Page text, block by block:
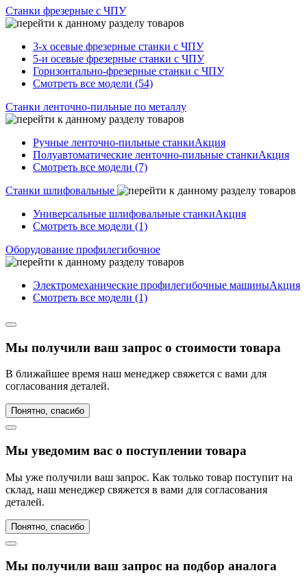
Станки фрезерные с ЧПУ
3-х осевые фрезерные станки с ЧПУ
5-и осевые фрезерные станки с ЧПУ
Горизонтально-фрезерные станки с ЧПУ
Смотреть все модели (54)
Станки ленточно-пильные по металлу
Ручные ленточно-пильные станкиАкция
Полуавтоматические ленточно-пильные станкиАкция
Смотреть все модели (7)
Станки шлифовальные
Универсальные шлифовальные станкиАкция
Смотреть все модели (1)
Оборудование профилегибочное
Электромеханические профилегибочные машиныАкция
Смотреть все модели (1)
Мы получили ваш запрос о стоимости товара
В ближайшее время наш менеджер свяжется с вами для
согласования деталей.
Понятно, спасибо
Мы уведомим вас о поступлении товара
Мы уже получили ваш запрос. Как только товар поступит на
склад, наш менеджер свяжется в вами для согласования
деталей.
Понятно, спасибо
Мы получили ваш запрос на подбор аналога